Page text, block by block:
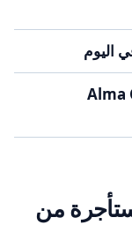
Alma
من